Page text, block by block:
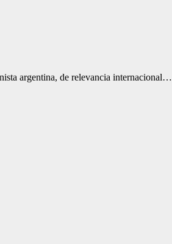
argentina, de relevancia internacional…